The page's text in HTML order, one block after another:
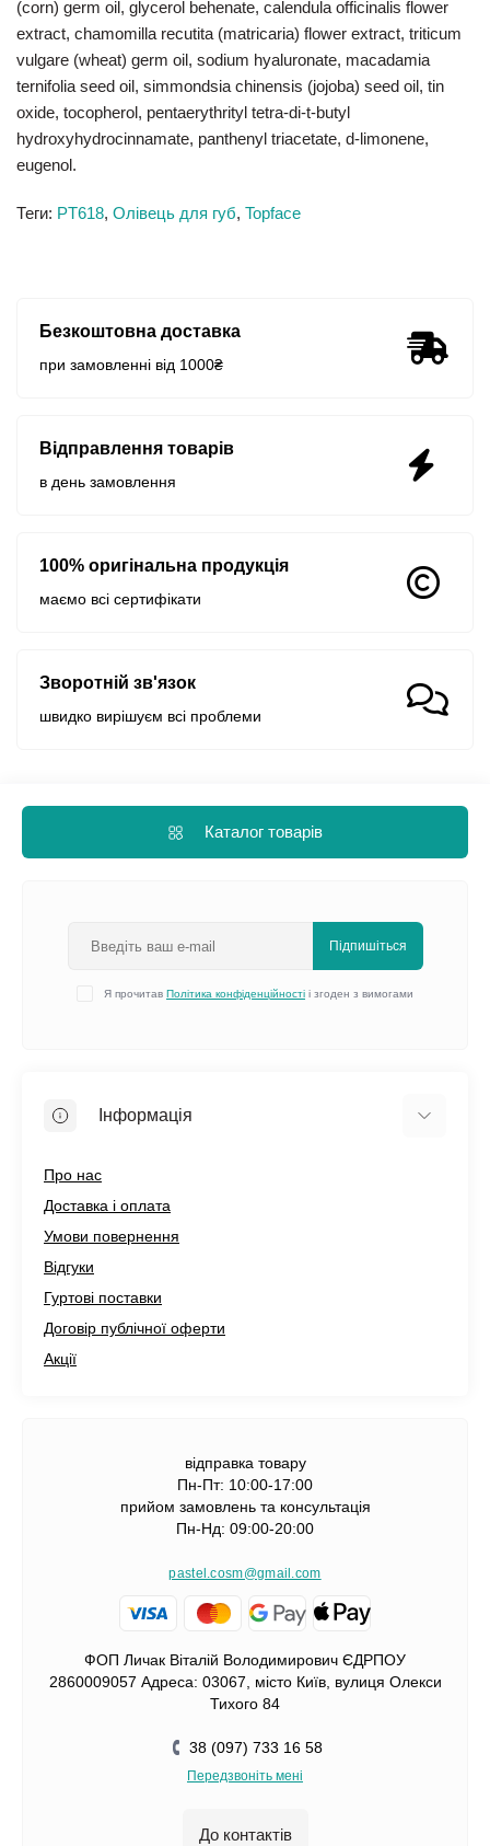
(corn) germ oil, glycerol behenate, calendula officinalis flower
extract, chamomilla recutita (matricaria) flower extract, triticum
vulgare (wheat) germ oil, sodium hyaluronate, macadamia
ternifolia seed oil, simmondsia chinensis (jojoba) seed oil, tin
oxide, tocopherol, pentaerythrityl tetra-di-t-butyl
hydroxyhydrocinnamate, panthenyl triacetate, d-limonene,
eugenol.
Теги: PT618, Олівець для губ, Topface
Безкоштовна доставка
при замовленні від 1000₴
Відправлення товарів
в день замовлення
100% оригінальна продукція
маємо всі сертифікати
Зворотній зв'язок
швидко вирішуєм всі проблеми
Каталог товарів
Підпишіться
Я прочитав Політика конфіденційності і згоден з вимогами
Інформація
Про нас
Доставка і оплата
Умови повернення
Відгуки
Гуртові поставки
Договір публічної оферти
Акції
відправка товару
Пн-Пт: 10:00-17:00
прийом замовлень та консультація
Пн-Нд: 09:00-20:00
pastel.cosm@gmail.com
ФОП Личак Віталій Володимирович ЄДРПОУ
2860009057 Адреса: 03067, місто Київ, вулиця Олекси
Тихого 84
38 (097) 733 16 58
Передзвоніть мені
До контактів